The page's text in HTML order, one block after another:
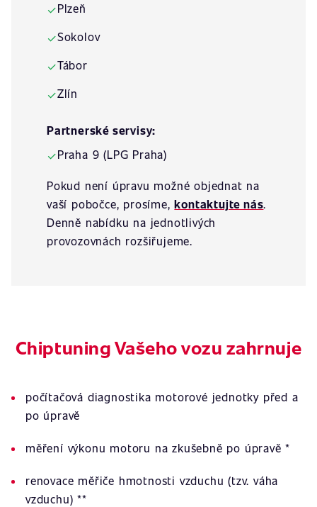
✓Plzeň
✓Sokolov
✓Tábor
✓Zlín
Partnerské servisy:
✓Praha 9 (LPG Praha)
Pokud není úpravu možné objednat na
vaší pobočce, prosíme,kontaktujte nás.
Denně nabídku na jednotlivých
provozovnách rozšiřujeme.
Chiptuning Vašeho vozu zahrnuje
počítačová diagnostika motorové jednotky před a
po úpravě
měření výkonu motoru na zkušebně po úpravě *
renovace měřiče hmotnosti vzduchu (tzv. váha
vzduchu) **